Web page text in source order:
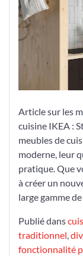
de
Article sur les
cuisine IKEA :
meubles de
moderne, leur
pratique. Que
à créer un
large gamme
Publié dans
traditionnel,
fonctionnalité